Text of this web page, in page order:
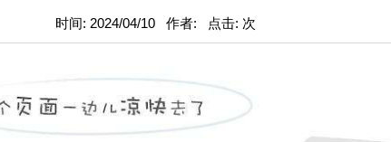
时间: 2024/04/10 作者: 点击: 次